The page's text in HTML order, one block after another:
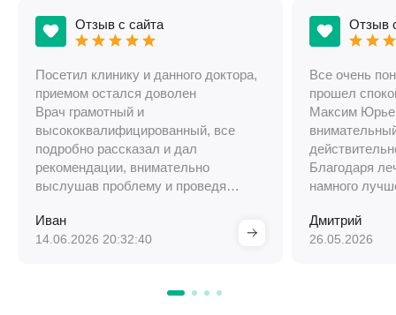
Отзыв с сайта
Посетил клинику и данного доктора,
приемом остался доволен
Врач грамотный и
высококвалифицированный, все
подробно рассказал и дал
рекомендации, внимательно
выслушав проблему и проведя
Иван
14.06.2026 20:32:40
Отзыв
Все очень
прошел
Максим
Благодаря
намного
обязательно
врача
Дмитрий
26.05.2026